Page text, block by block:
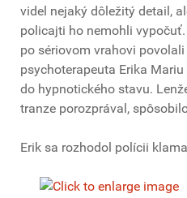
videl nejaký dôležitý detail,
policajti ho nemohli
po sériovom vrahovi
psychoterapeuta Erika
do hypnotického stavu.
tranze porozprával,
Erik sa rozhodol polícii